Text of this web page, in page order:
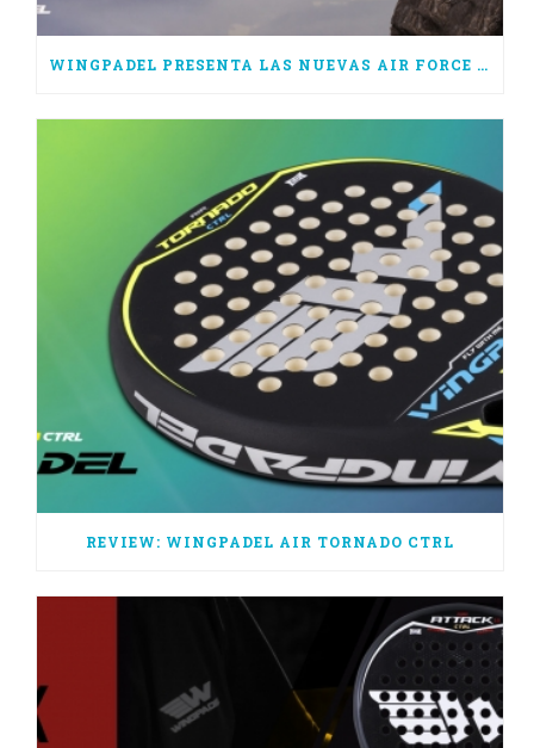
WINGPADEL PRESENTA LAS NUEVAS AIR FORCE 3.0
REVIEW: WINGPADEL AIR TORNADO CTRL